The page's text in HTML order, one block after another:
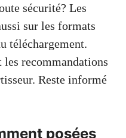
sécurité? Les
sur les formats
téléchargement.
recommandations
Reste informé
posées